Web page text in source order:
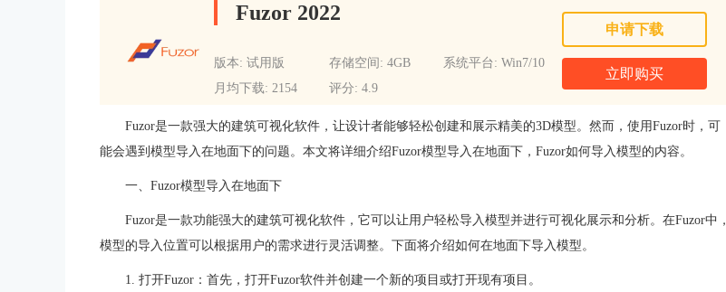
Fuzor 2022
版本: 试用版 存储空间: 4GB
系统平台: Win7/10
月均下载: 2154
评分: 4.9
申请下载
立即购买
Fuzor是一款强大的建筑可视化软件，让设计者能够轻松创建和展示精美的3D模型。然而，使用Fuzor时，可
能会遇到模型导入在地面下的问题。本文将详细介绍Fuzor模型导入在地面下，Fuzor如何导入模型的内容。
一、Fuzor模型导入在地面下
Fuzor是一款功能强大的建筑可视化软件，它可以让用户轻松导入模型并进行可视化展示和分析。在Fuzor中，
模型的导入位置可以根据用户的需求进行灵活调整。下面将介绍如何在地面下导入模型。
1. 打开Fuzor：首先，打开Fuzor软件并创建一个新的项目或打开现有项目。